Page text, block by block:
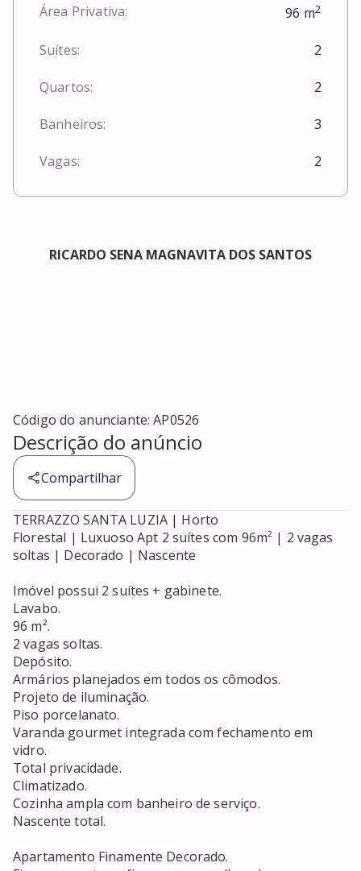
Área Privativa: 96 m2
Suítes: 2
Quartos: 2
Banheiros: 3
Vagas: 2
RICARDO SENA MAGNAVITA DOS SANTOS
Código do anunciante:AP0526
Descrição do anúncio
Compartilhar
TERRAZZO SANTA LUZIA | Horto
Florestal | Luxuoso Apt 2 suítes com 96m² | 2 vagas
soltas | Decorado | Nascente
Imóvel possui 2 suítes + gabinete.
Lavabo.
96 m².
2 vagas soltas.
Depósito.
Armários planejados em todos os cômodos.
Projeto de iluminação.
Piso porcelanato.
Varanda gourmet integrada com fechamento em
vidro.
Total privacidade.
Climatizado.
Cozinha ampla com banheiro de serviço.
Nascente total.
Apartamento Finamente Decorado.